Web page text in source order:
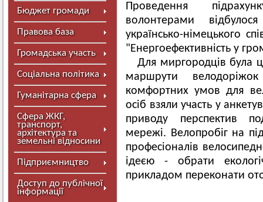
Бюджет громади
Правова база
Громадська участь
Соціальна політика
Гуманітарна сфера
Сфера ЖКГ,
транспорт,
архітектура та
земельні відносини
Підприємництво
Доступ до публічної
інформації
Проведення
волонтерами
українсько-німецького
"Енергоефективність у
Для миргородців була
маршрути
комфортних умов для
осіб взяли участь у
приводу перспектив
мережі. Велопробіг на
професіоналів
ідеєю - обрати
прикладом переконати